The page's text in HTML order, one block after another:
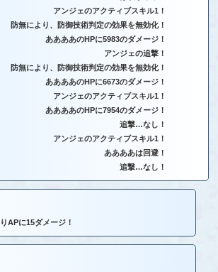
アンジェのアクティブスキル1！
防無により、防御技術判定の効果を無効化！
ああああのHPに5983のダメージ！
アンジェの追撃！
防無により、防御技術判定の効果を無効化！
ああああのHPに6673のダメージ！
アンジェのアクティブスキル1！
ああああのHPに7954のダメージ！
追撃…なし！
アンジェのアクティブスキル1！
ああああは回避！
追撃…なし！
APに15ダメージ！